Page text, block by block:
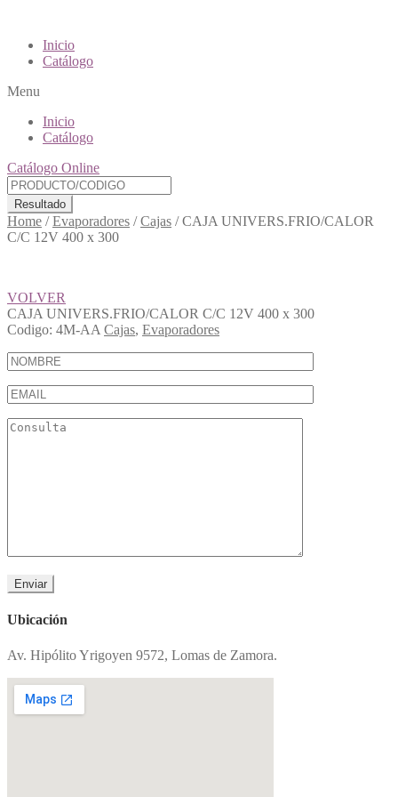
Inicio
Catálogo
Menu
Inicio
Catálogo
Catálogo Online
Resultado
Home /Evaporadores /Cajas /CAJA UNIVERS.FRIO/CALOR
C/C 12V 400 x 300
VOLVER
CAJA UNIVERS.FRIO/CALOR C/C 12V 400 x 300
Codigo: 4M-AA Cajas, Evaporadores
Ubicación
Av. Hipólito Yrigoyen 9572, Lomas de Zamora.